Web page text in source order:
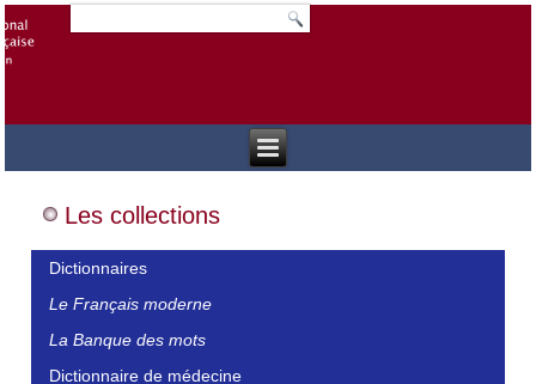
Les collections
Dictionnaires
Le Français moderne
La Banque des mots
Dictionnaire de médecine